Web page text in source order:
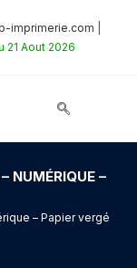
imprimerie.com
21 Aout 2026
NUMÉRIQUE –
– Papier vergé